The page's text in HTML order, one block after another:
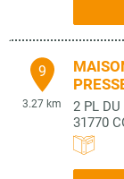
9
3.27 km
2 PL DU
31770